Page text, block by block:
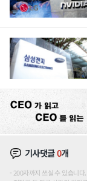
기사댓글0개
200자까지 쓰실 수 있습니